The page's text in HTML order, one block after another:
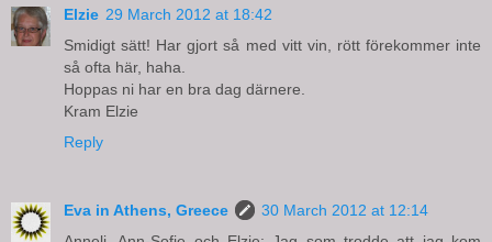
Elzie 29 March 2012 at 18:42
Smidigt sätt! Har gjort så med vitt vin, rött förekommer inte
så ofta här, haha.
Hoppas ni har en bra dag därnere.
Kram Elzie
Reply
Eva in Athens, Greece
30 March 2012 at 12:14